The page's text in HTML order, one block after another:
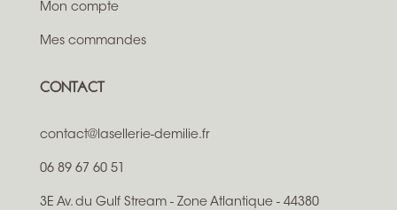
Mon compte
Mes commandes
CONTACT
contact@lasellerie-demilie.fr
06 89 67 60 51
3E Av. du Gulf Stream - Zone Atlantique - 44380